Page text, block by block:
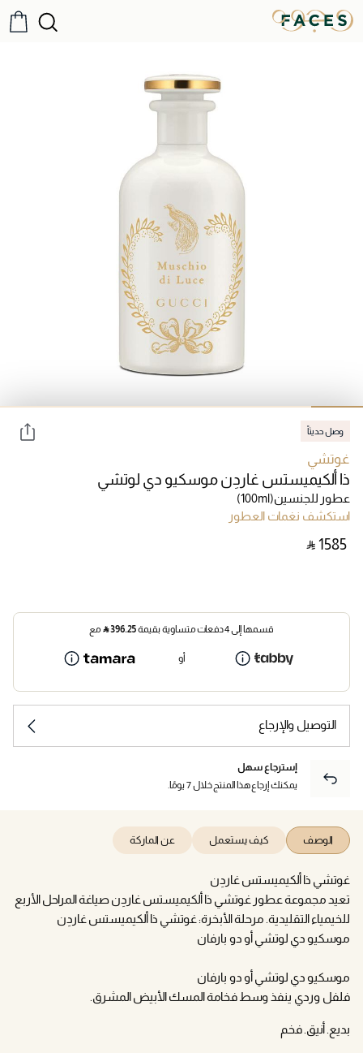
وصل حديثاً
غوتشي
ذا ألكيميستس غاردِن موسكيو دي لوتشي
عطور للجنسين(100ml)
استكشف نغمات العطور
‎ ⃁ ⁦1585⁩ ‎
قسمها إلى 4 دفعات متساوية بقيمة 396.25
⃁ مع
أو
التوصيل والإرجاع
إسترجاع سهل
يمكنك إرجاع هذا المنتج خلال 7 يومًا.
الوصف كيف يستعمل عن الماركة
غوتشي ذا ألكيميستس غاردِن
تعيد مجموعة عطور غوتشي ذا ألكيميستس غاردِن صياغة المراحل الأربع
للخيمياء التقليدية. مرحلة الأبخرة: غوتشي ذا ألكيميستس غاردِن
موسكيو دي لوتشي أو دو بارفان
موسكيو دي لوتشي أو دو بارفان
فلفل وردي ينفذ وسط فخامة المسك الأبيض المشرق.
بديع. أنيق. فخم